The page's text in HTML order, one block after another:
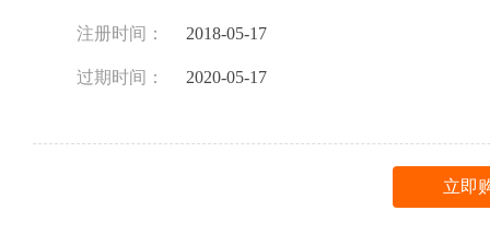
注册时间： 2018-05-17
过期时间： 2020-05-17